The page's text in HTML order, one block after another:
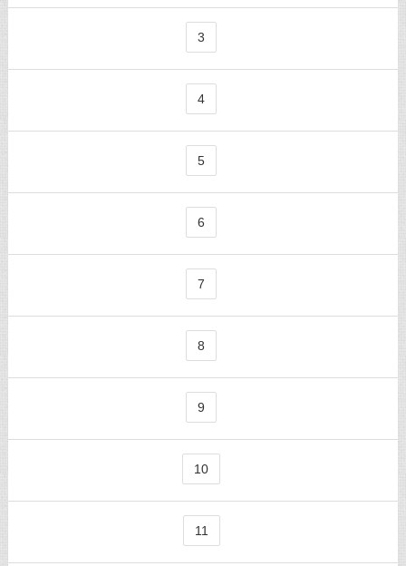
3
4
5
6
7
8
9
10
11